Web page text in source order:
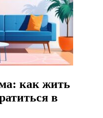
как жить
в